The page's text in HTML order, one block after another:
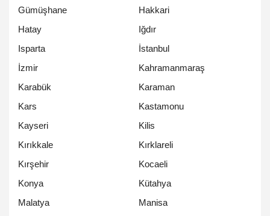
Gümüşhane
Hakkari
Hatay
Iğdır
Isparta
İstanbul
İzmir
Kahramanmaraş
Karabük
Karaman
Kars
Kastamonu
Kayseri
Kilis
Kırıkkale
Kırklareli
Kırşehir
Kocaeli
Konya
Kütahya
Malatya
Manisa